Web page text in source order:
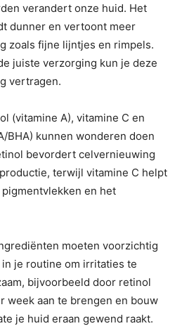
verandert onze huid. Het
dunner en vertoont meer
zoals fijne lijntjes en rimpels.
juiste verzorging kun je deze
vertragen.
(vitamine A), vitamine C en
BHA) kunnen wonderen doen
bevordert celvernieuwing
terwijl vitamine C helpt
en het
moeten voorzichtig
je routine om irritaties te
bijvoorbeeld door retinol
week aan te brengen en bouw
je huid eraan gewend raakt.